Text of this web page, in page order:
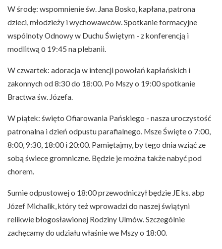
W środę: wspomnienie św. Jana Bosko, kapłana, patrona
dzieci, młodzieży i wychowawców. Spotkanie formacyjne
wspólnoty Odnowy w Duchu Świętym - z konferencją i
modlitwą ο 19:45 na plebanii.
W czwartek: adoracja w intencji powołań kapłańskich i
zakonnych od 8:30 do 18:00. Po Mszy o 19:00 spotkanie
Bractwa św. Józefa.
W piątek: święto Ofiarowania Pańskiego - nasza uroczystość
patronalna i dzień odpustu parafialnego. Msze Święte o 7:00,
8:00, 9:30, 18:00 i 20:00. Pamiętajmy, by tego dnia wziąć ze
sobą świece gromniczne. Będzie je można także nabyć pod
chorem.
Sumie odpustowej o 18:00 przewodniczył będzie JE ks. abp
Józef Michalik, który też wprowadzi do naszej świątyni
relikwie błogosławionej Rodziny Ulmów. Szczególnie
zachęcamy do udziału właśnie we Mszy o 18:00.